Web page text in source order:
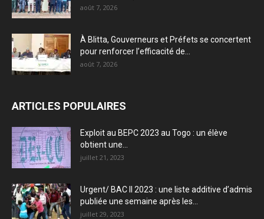
août 7, 2026
À Blitta, Gouverneurs et Préfets se concertent
pour renforcer l’efficacité de...
août 7, 2026
ARTICLES POPULAIRES
Exploit au BEPC 2023 au Togo : un élève
obtient une...
juillet 21, 2023
Urgent/ BAC II 2023 : une liste additive d’admis
publiée une semaine après les...
juillet 29, 2023